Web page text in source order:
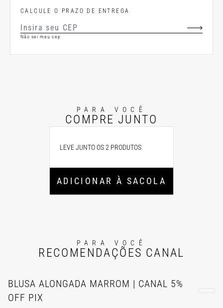
CALCULE O PRAZO DE ENTREGA
Não sei meu cep
PARA VOCÊ
COMPRE JUNTO
LEVE JUNTO OS 2 PRODUTOS
ADICIONAR À SACOLA
PARA VOCÊ
RECOMENDAÇÕES CANAL
BLUSA ALONGADA MARROM | CANAL 5%
OFF PIX